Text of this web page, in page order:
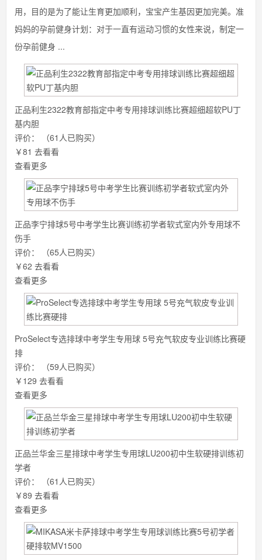
用，目的是为了能让生育更加顺利，宝宝产生基因更加完美。准
妈妈的孕前健身计划：对于一直有运动习惯的女性来说，制定一
份孕前健身 ...
正品利生2322教育部指定中考专用排球训练比赛超细超软PU丁
基内胆
评价：
（61人已购买）
￥81 去看看
查看更多
正品李宁排球5号中考学生比赛训练初学者软式室内外专用球不
伤手
评价：
（65人已购买）
￥62 去看看
查看更多
ProSelect专选排球中考学生专用球 5号充气软皮专业训练比赛硬
排
评价：
（59人已购买）
￥129 去看看
查看更多
正品兰华金三星排球中考学生专用球LU200初中生软硬排训练初
学者
评价：
（61人已购买）
￥89 去看看
查看更多